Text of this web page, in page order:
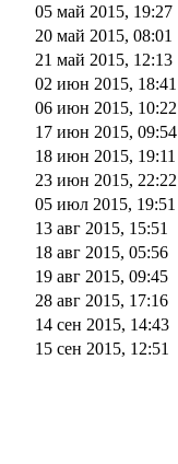
05 май 2015, 19:27
20 май 2015, 08:01
21 май 2015, 12:13
02 июн 2015, 18:41
06 июн 2015, 10:22
17 июн 2015, 09:54
18 июн 2015, 19:11
23 июн 2015, 22:22
05 июл 2015, 19:51
13 авг 2015, 15:51
18 авг 2015, 05:56
19 авг 2015, 09:45
28 авг 2015, 17:16
14 сен 2015, 14:43
15 сен 2015, 12:51